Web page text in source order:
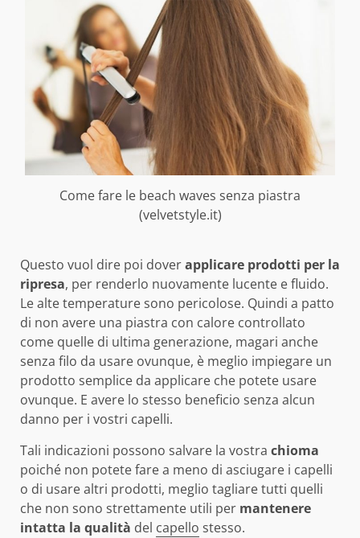
Come fare le beach waves senza piastra
(velvetstyle.it)
Questo vuol dire poi doverapplicare prodotti per la
ripresa, per renderlo nuovamente lucente e fluido.
Le alte temperature sono pericolose. Quindi a patto
di non avere una piastra con calore controllato
come quelle di ultima generazione, magari anche
senza filo da usare ovunque, è meglio impiegare un
prodotto semplice da applicare che potete usare
ovunque. E avere lo stesso beneficio senza alcun
danno per i vostri capelli.
Tali indicazioni possono salvare la vostra chioma
poiché non potete fare a meno di asciugare i capelli
o di usare altri prodotti, meglio tagliare tutti quelli
che non sono strettamente utili per mantenere
intatta la qualità del capello stesso.